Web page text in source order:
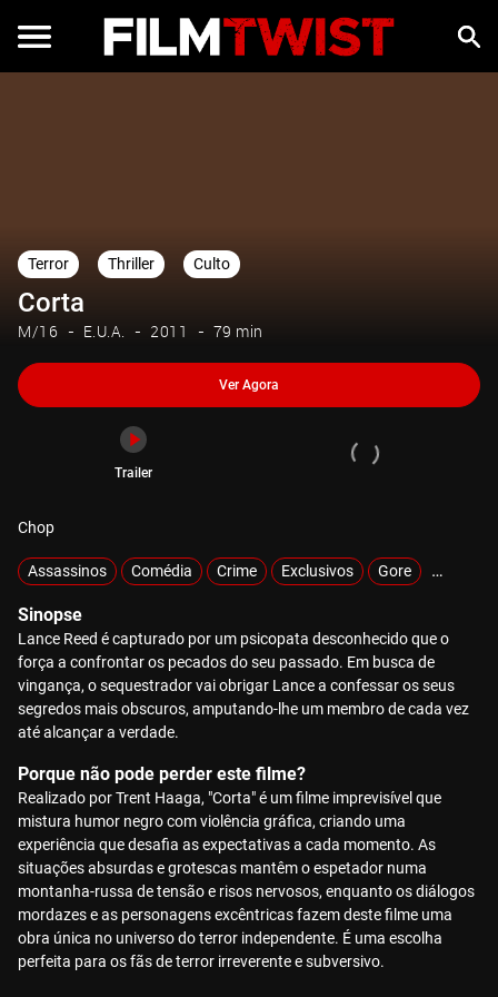
Terror Thriller Culto
Corta
M/16 E.U.A. 2011 79 min
Ver Agora
Trailer
Chop
Assassinos Comédia Crime Exclusivos Gore
Sinopse
Lance Reed é capturado por um psicopata desconhecido que o
força a confrontar os pecados do seu passado. Em busca de
vingança, o sequestrador vai obrigar Lance a confessar os seus
segredos mais obscuros, amputando-lhe um membro de cada vez
até alcançar a verdade.
Porque não pode perder este filme?
Realizado por Trent Haaga, "Corta" é um filme imprevisível que
mistura humor negro com violência gráfica, criando uma
experiência que desafia as expectativas a cada momento. As
situações absurdas e grotescas mantêm o espetador numa
montanha-russa de tensão e risos nervosos, enquanto os diálogos
mordazes e as personagens excêntricas fazem deste filme uma
obra única no universo do terror independente. É uma escolha
perfeita para os fãs de terror irreverente e subversivo.